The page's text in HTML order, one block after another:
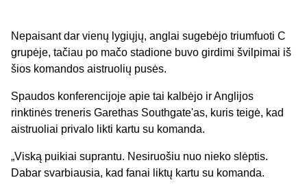
Nepaisant dar vienų lygiųjų, anglai sugebėjo triumfuoti C
grupėje, tačiau po mačo stadione buvo girdimi švilpimai iš
šios komandos aistruolių pusės.
Spaudos konferencijoje apie tai kalbėjo ir Anglijos
rinktinės treneris Garethas Southgate'as, kuris teigė, kad
aistruoliai privalo likti kartu su komanda.
„Viską puikiai suprantu. Nesiruošiu nuo nieko slėptis.
Dabar svarbiausia, kad fanai liktų kartu su komanda.